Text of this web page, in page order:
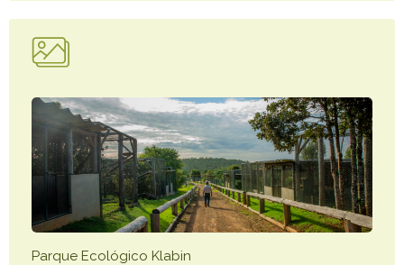
Parque Ecológico Klabin